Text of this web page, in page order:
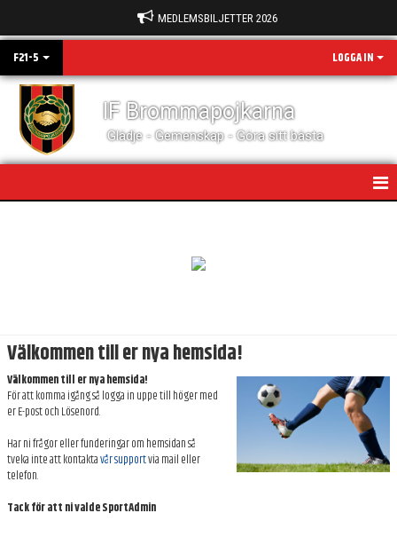
MEDLEMSBILJETTER 2026
F21-5 LOGGA IN
IF Brommapojkarna
Glädje - Gemenskap - Göra sitt bästa
TRUPPEN
BILDGALLERI
DOKUMENT
Välkommen till er nya hemsida!
Välkommen till er nya hemsida!
För att komma igång så logga in uppe till höger med
er E-post och Lösenord.
Har ni frågor eller funderingar om hemsidan så
tveka inte att kontaktavår supportvia mail eller
telefon.
Tack för att ni valde SportAdmin